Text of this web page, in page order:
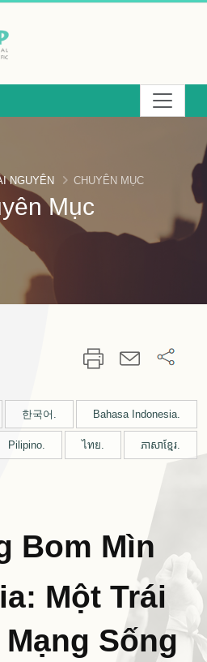
Mục
NGUYÊN CHUYÊN MỤC
한국어. Bahasa Indonesia.
Pilipino. ไทย. ភាសាខ្មែរ.
Bom Mìn
Một Trái
Sống